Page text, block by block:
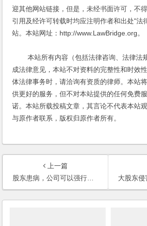
迎其他网站链接，但是，未经书面许可，不
引用及经许可转载时均应注明作者和出处"法
站。本站网址：http://www.LawBridge.org。
本站所有内容（包括法律咨询、法律法
成法律意见，本站不对资料的完整性和时效
体法律事务时，请洽询有资质的律师。本站
供更好的服务，但不对本站提供的任何免费
诺。本站所载投稿文章，其言论不代表本站
与原作者联系，版权归原作者所有。
上一篇
股东患病，公司可以强行将股东的股权出让给其他股东吗？
大股东侵害公司利益，造成资